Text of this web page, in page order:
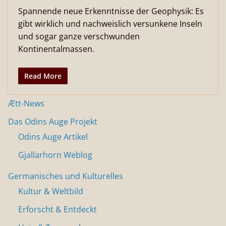
Spannende neue Erkenntnisse der Geophysik: Es
gibt wirklich und nachweislich versunkene Inseln
und sogar ganze verschwunden
Kontinentalmassen.
Read More
Ætt-News
Das Odins Auge Projekt
Odins Auge Artikel
Gjallarhorn Weblog
Germanisches und Kulturelles
Kultur & Weltbild
Erforscht & Entdeckt